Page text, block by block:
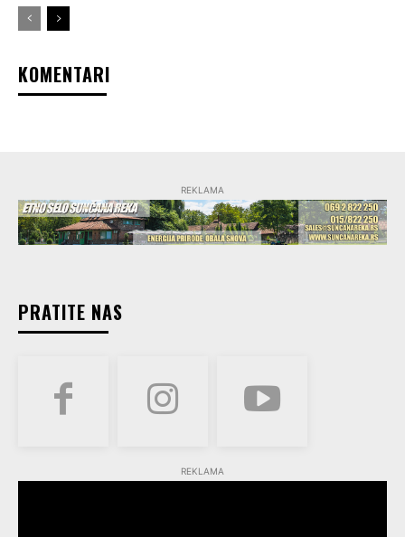
KOMENTARI
REKLAMA
PRATITE NAS
REKLAMA